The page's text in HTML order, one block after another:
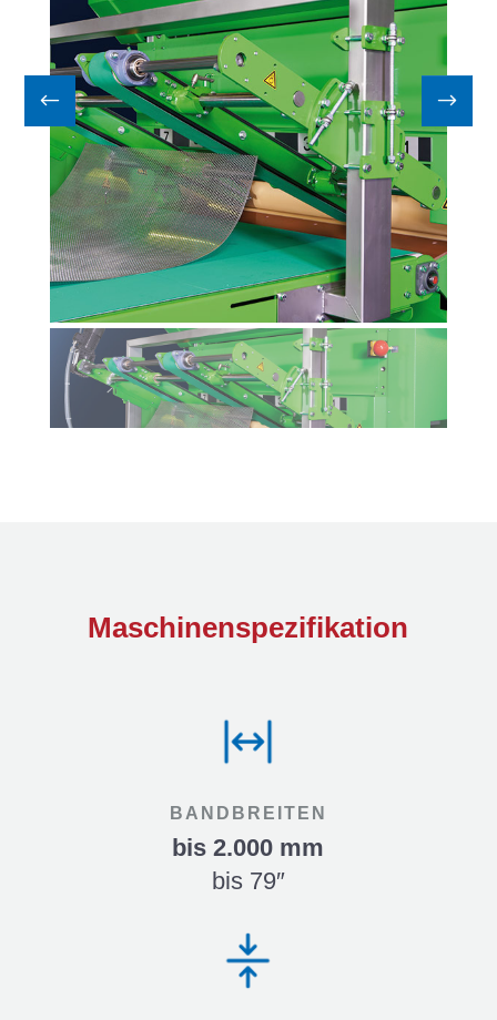
Maschinen­spezifikation
BANDBREITEN
bis 2.000 mm
bis 79″